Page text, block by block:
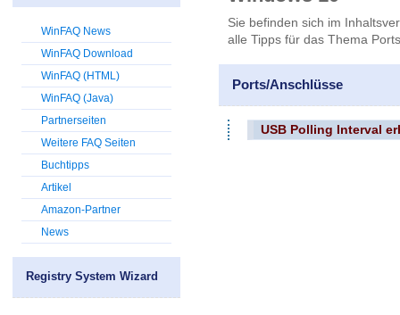
Sie befinden sich im
alle Tipps für das Thema
Ports/Anschlüsse
USB Polling Interval
WinFAQ News
WinFAQ Download
WinFAQ (HTML)
WinFAQ (Java)
Partnerseiten
Weitere FAQ Seiten
Buchtipps
Artikel
Amazon-Partner
News
Registry System Wizard